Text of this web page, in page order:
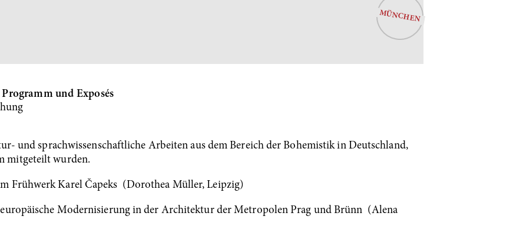
MÜNCHEN
und Exposés
und sprachwissenschaftliche Arbeiten aus dem Bereich der Bohemistik in Deutschland,
mitgeteilt wurden.
Frühwerk Karel Čapeks (Dorothea Müller, Leipzig)
Modernisierung in der Architektur der Metropolen Prag und Brünn (Alena